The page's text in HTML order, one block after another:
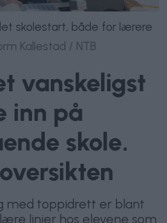
skolestart, både for lærere
Kallestad / NTB
vanskeligst
inn på
skole.
med toppidrett er blant
linjer hos elevene som